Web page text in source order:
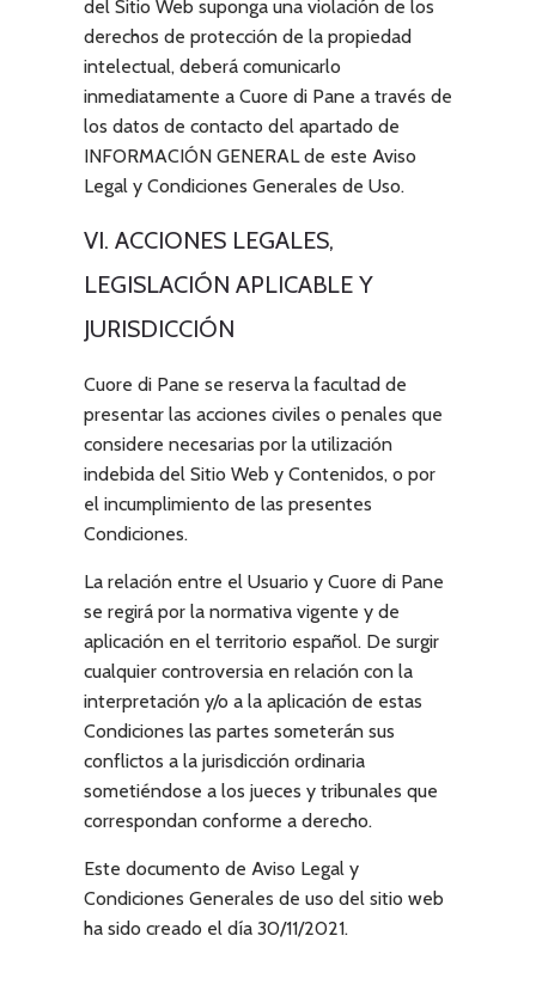
del Sitio Web suponga una violación de los
derechos de protección de la propiedad
intelectual, deberá comunicarlo
inmediatamente a Cuore di Pane a través de
los datos de contacto del apartado de
INFORMACIÓN GENERAL de este Aviso
Legal y Condiciones Generales de Uso.
VI. ACCIONES LEGALES,
LEGISLACIÓN APLICABLE Y
JURISDICCIÓN
Cuore di Pane se reserva la facultad de
presentar las acciones civiles o penales que
considere necesarias por la utilización
indebida del Sitio Web y Contenidos, o por
el incumplimiento de las presentes
Condiciones.
La relación entre el Usuario y Cuore di Pane
se regirá por la normativa vigente y de
aplicación en el territorio español. De surgir
cualquier controversia en relación con la
interpretación y/o a la aplicación de estas
Condiciones las partes someterán sus
conflictos a la jurisdicción ordinaria
sometiéndose a los jueces y tribunales que
correspondan conforme a derecho.
Este documento de Aviso Legal y
Condiciones Generales de uso del sitio web
ha sido creado el día 30/11/2021.